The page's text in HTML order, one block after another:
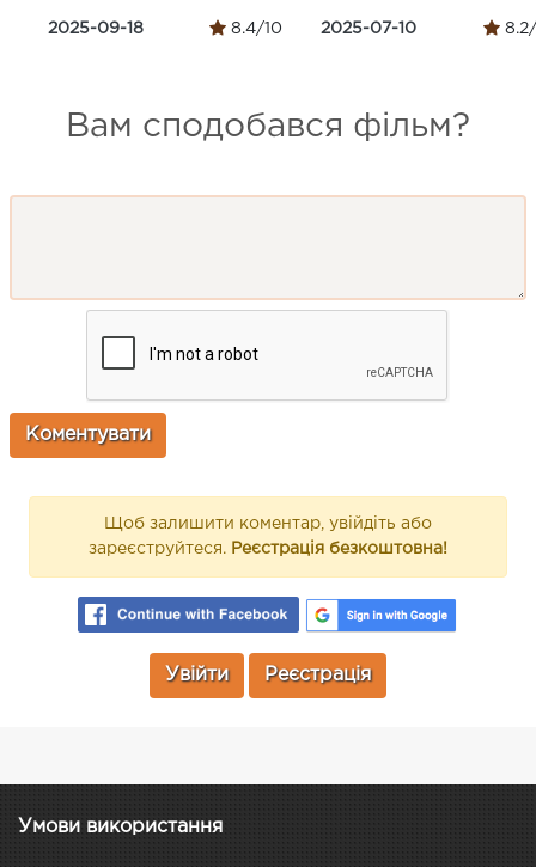
2025-09-18 8.4/10 2025-07-10 8.2/
Вам сподобався фільм?
Щоб залишити коментар, увійдіть або
зареєструйтеся. Реєстрація безкоштовна!
Увійти Реєстрація
Умови використання